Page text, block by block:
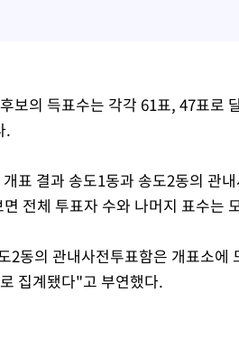
보의 득표수는 각각 61표, 47표로
.
표 결과 송도1동과 송도2동의 관
전체 투표자 수와 나머지 표수는
2동의 관내사전투표함은 개표소에
집계됐다"고 부연했다.